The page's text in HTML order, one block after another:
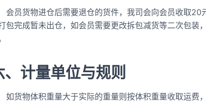
会员货物进仓后需要退仓的货件，我司会向会员收取
包完成暂未出仓，如会员需要更改拆包减货等二次包装
、计量单位与规则
如货物体积重量大于实际的重量则按体积重量收取运费